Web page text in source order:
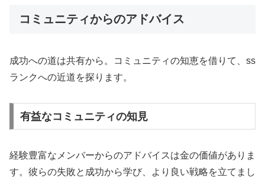
コミュニティからのアドバイス
成功への道は共有から。コミュニティの知恵を借りて、ss
ランクへの近道を探ります。
有益なコミュニティの知見
経験豊富なメンバーからのアドバイスは金の価値がありま
す。彼らの失敗と成功から学び、より良い戦略を立てまし